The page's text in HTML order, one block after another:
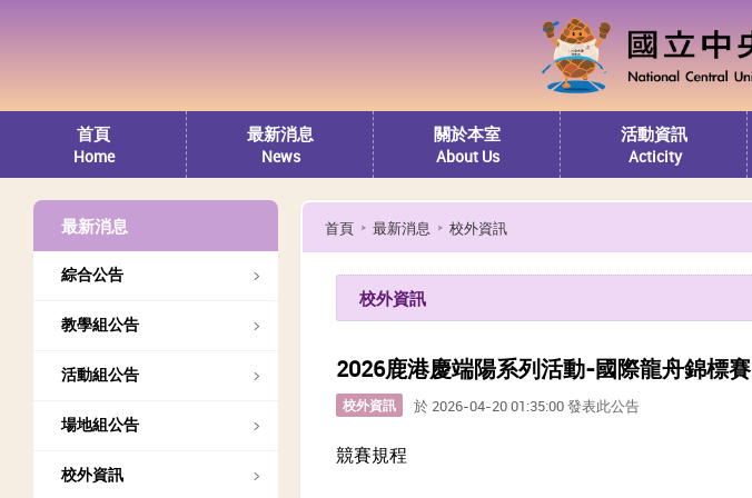
首頁
Home
最新消息
News
關於本室
About Us
活動資訊
Acticity
最新消息
綜合公告
教學組公告
活動組公告
場地組公告
校外資訊
首頁 最新消息 校外資訊
校外資訊
2026鹿港慶端陽系列活動-國際龍舟錦標賽
校外資訊 於 2026-04-20 01:35:00 發表此公告
競賽規程